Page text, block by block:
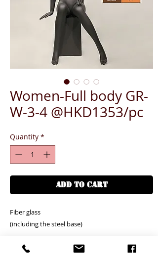
Women-Full body GR-
W-3-4 @HKD1353/pc
Quantity *
ADD TO CART
Fiber glass
(including the steel base)